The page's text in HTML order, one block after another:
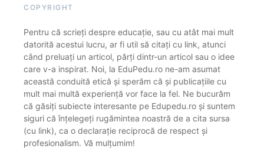
COPYRIGHT
Pentru că scrieți despre educație, sau cu atât mai mult
datorită acestui lucru, ar fi util să citați cu link, atunci
când preluați un articol, părți dintr-un articol sau o idee
care v-a inspirat. Noi, la EduPedu.ro ne-am asumat
această conduită etică și sperăm că și publicațiile cu
mult mai multă experiență vor face la fel. Ne bucurăm
că găsiți subiecte interesante pe Edupedu.ro și suntem
siguri că înțelegeți rugămintea noastră de a cita sursa
(cu link), ca o declarație reciprocă de respect și
profesionalism. Vă mulțumim!